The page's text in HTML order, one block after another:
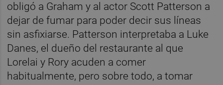
obligó a Graham y al actor Scott Patterson a
dejar de fumar para poder decir sus líneas
sin asfixiarse. Patterson interpretaba a Luke
Danes, el dueño del restaurante al que
Lorelai y Rory acuden a comer
habitualmente, pero sobre todo, a tomar